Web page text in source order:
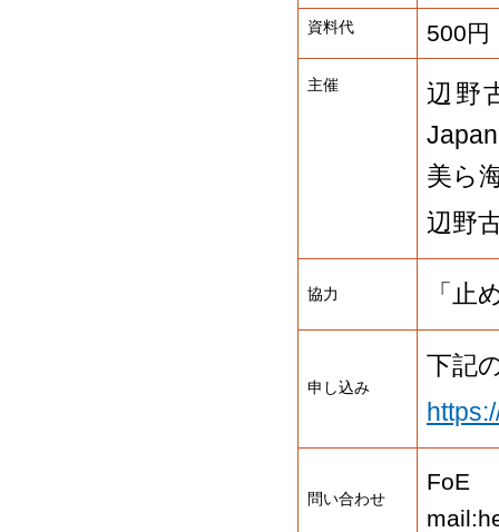
資料代 500円
主催
辺野
美ら
辺野
協力 「止
申し込み
下記
問い合わせ